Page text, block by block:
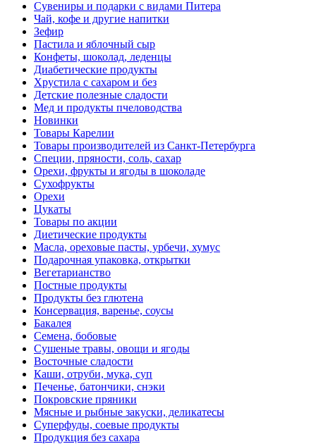
Сувениры и подарки с видами Питера
Чай, кофе и другие напитки
Зефир
Пастила и яблочный сыр
Конфеты, шоколад, леденцы
Диабетические продукты
Хрустила с сахаром и без
Детские полезные сладости
Мед и продукты пчеловодства
Новинки
Товары Карелии
Товары производителей из Санкт-Петербурга
Специи, пряности, соль, сахар
Орехи, фрукты и ягоды в шоколаде
Сухофрукты
Орехи
Цукаты
Товары по акции
Диетические продукты
Масла, ореховые пасты, урбечи, хумус
Подарочная упаковка, открытки
Вегетарианство
Постные продукты
Продукты без глютена
Консервация, варенье, соусы
Бакалея
Семена, бобовые
Сушеные травы, овощи и ягоды
Восточные сладости
Каши, отруби, мука, суп
Печенье, батончики, снэки
Покровские пряники
Мясные и рыбные закуски, деликатесы
Суперфуды, соевые продукты
Продукция без сахара